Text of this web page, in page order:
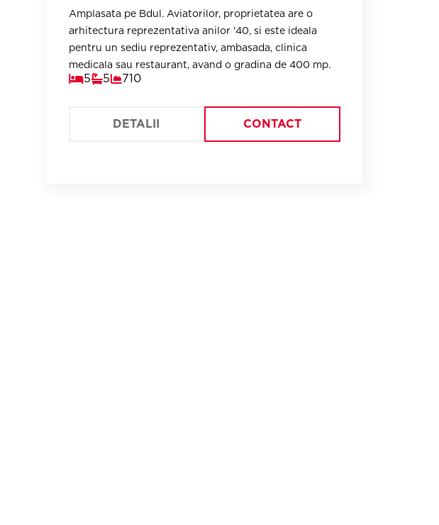
Amplasata pe Bdul. Aviatorilor, proprietatea are o
arhitectura reprezentativa anilor '40, si este ideala
pentru un sediu reprezentativ, ambasada, clinica
medicala sau restaurant, avand o gradina de 400 mp.
5 5 710
DETALII CONTACT